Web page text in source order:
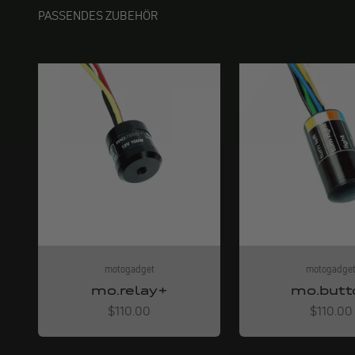
PASSENDES ZUBEHÖR
motogadget
mo.relay+
Angebot
$110.00
Angebot
$110.00